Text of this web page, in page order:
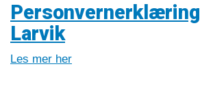
Personvernerklæring
Larvik
Les mer her